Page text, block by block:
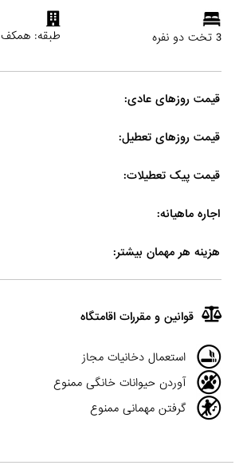
3 تخت دو نفره طبقه: همکف
قیمت روزهای عادی:
قیمت روزهای تعطیل:
قیمت پیک تعطیلات:
اجاره ماهیانه:
هزینه هر مهمان بیشتر:
قوانین و مقررات اقامتگاه
استعمال دخانیات مجاز
آوردن حیوانات خانگی ممنوع
گرفتن مهمانی ممنوع